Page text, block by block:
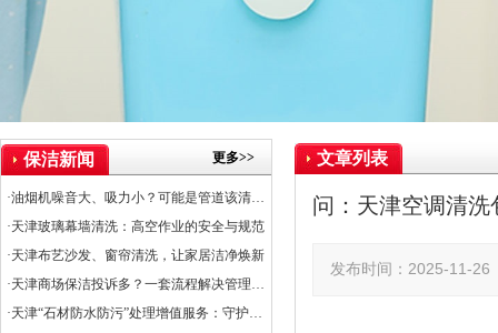
保洁新闻 更多>>
·油烟机噪音大、吸力小？可能是管道该清洗了
·天津玻璃幕墙清洗：高空作业的安全与规范
·天津布艺沙发、窗帘清洗，让家居洁净焕新
·天津商场保洁投诉多？一套流程解决管理难题
·天津“石材防水防污”处理增值服务：守护石材之美，提升空间价值
文章列表
问：天津空调清
发布时间：2025-11-